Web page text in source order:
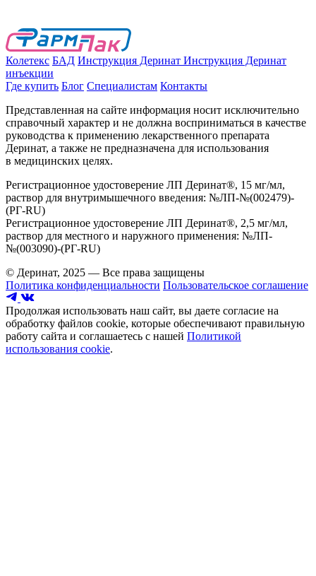
Колетекс БАД Инструкция Деринат Инструкция Деринат
инъекции
Где купить Блог Специалистам Контакты
Представленная на сайте информация носит исключительно
справочный характер и не должна восприниматься в качестве
руководства к применению лекарственного препарата
Деринат, а также не предназначена для использования
в медицинских целях.
Регистрационное удостоверение ЛП Деринат®, 15 мг/мл,
раствор для внутримышечного введения: №ЛП-№(002479)-
(РГ-RU)
Регистрационное удостоверение ЛП Деринат®, 2,5 мг/мл,
раствор для местного и наружного применения: №ЛП-
№(003090)-(РГ-RU)
© Деринат, 2025 — Все права защищены
Политика конфиденциальности Пользовательское соглашение
Продолжая использовать наш сайт, вы даете согласие на
обработку файлов cookie, которые обеспечивают правильную
работу сайта и соглашаетесь с нашей Политикой
использования cookie.